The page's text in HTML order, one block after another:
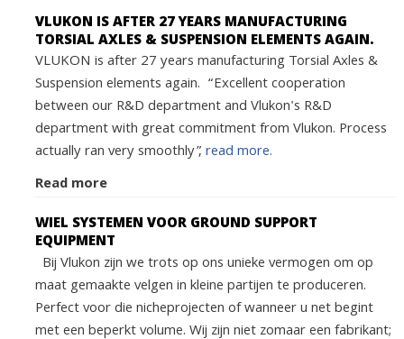
VLUKON IS AFTER 27 YEARS MANUFACTURING
TORSIAL AXLES & SUSPENSION ELEMENTS AGAIN.
VLUKON is after 27 years manufacturing Torsial Axles &
Suspension elements again. “Excellent cooperation
between our R&D department and Vlukon's R&D
department with great commitment from Vlukon. Process
actually ran very smoothly”,read more.
Read more
WIEL SYSTEMEN VOOR GROUND SUPPORT
EQUIPMENT
Bij Vlukon zijn we trots op ons unieke vermogen om op
maat gemaakte velgen in kleine partijen te produceren.
Perfect voor die nicheprojecten of wanneer u net begint
met een beperkt volume. Wij zijn niet zomaar een fabrikant;